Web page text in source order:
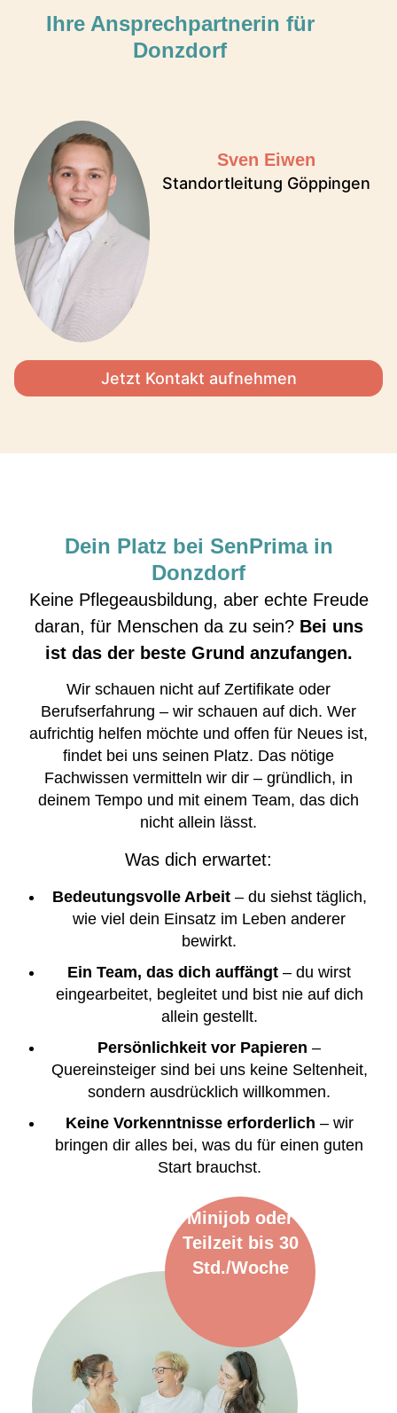
Ihre Ansprechpartnerin für
Donzdorf
Sven Eiwen
Standortleitung Göppingen
Jetzt Kontakt aufnehmen
Minijob oder
Teilzeit bis 30
Std./Woche
Dein Platz bei SenPrima in
Donzdorf
Keine Pflegeausbildung, aber echte Freude
daran, für Menschen da zu sein? Bei uns
ist das der beste Grund anzufangen.
Wir schauen nicht auf Zertifikate oder
Berufserfahrung – wir schauen auf dich. Wer
aufrichtig helfen möchte und offen für Neues ist,
findet bei uns seinen Platz. Das nötige
Fachwissen vermitteln wir dir – gründlich, in
deinem Tempo und mit einem Team, das dich
nicht allein lässt.
Was dich erwartet:
Bedeutungsvolle Arbeit– du siehst täglich,
wie viel dein Einsatz im Leben anderer
bewirkt.
Ein Team, das dich auffängt – du wirst
eingearbeitet, begleitet und bist nie auf dich
allein gestellt.
Persönlichkeit vor Papieren –
Quereinsteiger sind bei uns keine Seltenheit,
sondern ausdrücklich willkommen.
Keine Vorkenntnisse erforderlich – wir
bringen dir alles bei, was du für einen guten
Start brauchst.